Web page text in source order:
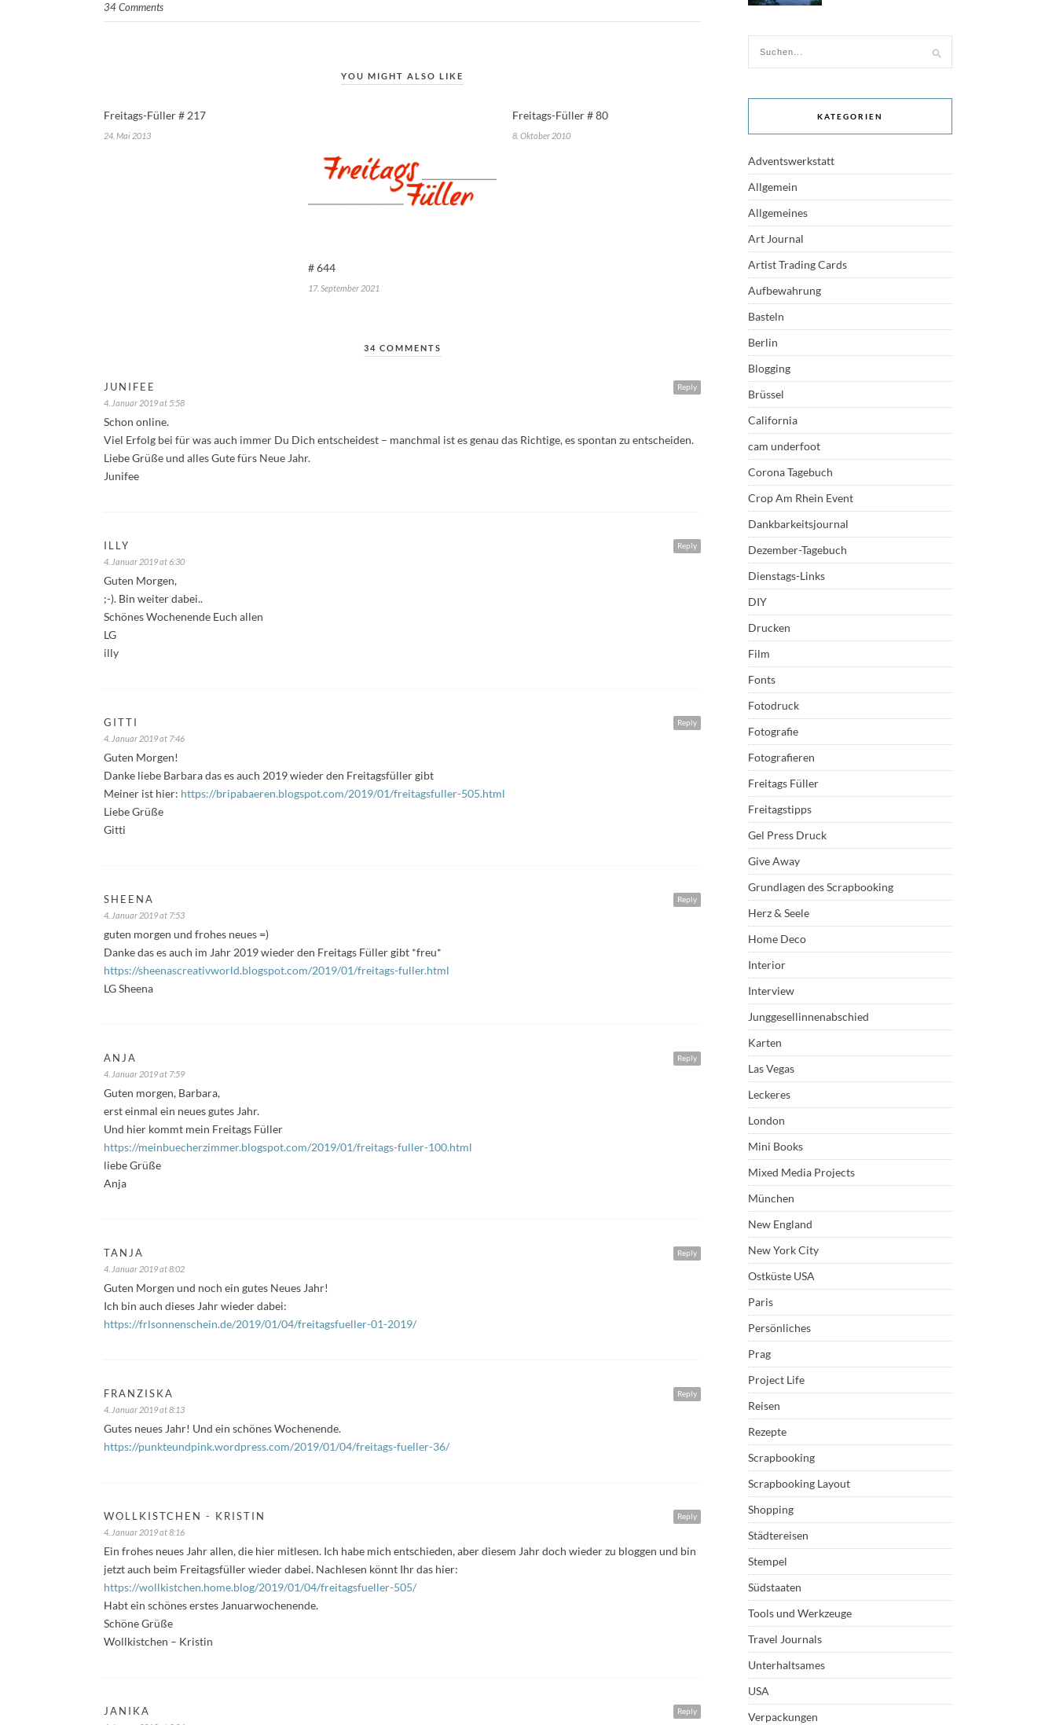
34 Comments
YOU MIGHT ALSO LIKE
Freitags-Füller # 217
24. Mai 2013
# 644
17. September 2021
Freitags-Füller # 80
8. Oktober 2010
34 COMMENTS
Reply
JUNIFEE
4. Januar 2019 at 5:58
Schon online.
Viel Erfolg bei für was auch immer Du Dich entscheidest – manchmal ist es genau das Richtige, es spontan zu entscheiden.
Liebe Grüße und alles Gute fürs Neue Jahr.
Junifee
Reply
ILLY
4. Januar 2019 at 6:30
Guten Morgen,
;-). Bin weiter dabei..
Schönes Wochenende Euch allen
LG
illy
Reply
GITTI
4. Januar 2019 at 7:46
Guten Morgen!
Danke liebe Barbara das es auch 2019 wieder den Freitagsfüller gibt
Meiner ist hier: https://bripabaeren.blogspot.com/2019/01/freitagsfuller-505.html
Liebe Grüße
Gitti
Reply
SHEENA
4. Januar 2019 at 7:53
guten morgen und frohes neues =)
Danke das es auch im Jahr 2019 wieder den Freitags Füller gibt *freu*
https://sheenascreativworld.blogspot.com/2019/01/freitags-fuller.html
LG Sheena
Reply
ANJA
4. Januar 2019 at 7:59
Guten morgen, Barbara,
erst einmal ein neues gutes Jahr.
Und hier kommt mein Freitags Füller
https://meinbuecherzimmer.blogspot.com/2019/01/freitags-fuller-100.html
liebe Grüße
Anja
Reply
TANJA
4. Januar 2019 at 8:02
Guten Morgen und noch ein gutes Neues Jahr!
Ich bin auch dieses Jahr wieder dabei:
https://frlsonnenschein.de/2019/01/04/freitagsfueller-01-2019/
Reply
FRANZISKA
4. Januar 2019 at 8:13
Gutes neues Jahr! Und ein schönes Wochenende.
https://punkteundpink.wordpress.com/2019/01/04/freitags-fueller-36/
Reply
WOLLKISTCHEN - KRISTIN
4. Januar 2019 at 8:16
Ein frohes neues Jahr allen, die hier mitlesen. Ich habe mich entschieden, aber diesem Jahr doch wieder zu bloggen und bin
jetzt auch beim Freitagsfüller wieder dabei. Nachlesen könnt Ihr das hier:
https://wollkistchen.home.blog/2019/01/04/freitagsfueller-505/
Habt ein schönes erstes Januarwochenende.
Schöne Grüße
Wollkistchen – Kristin
Reply
JANIKA
KATEGORIEN
Adventswerkstatt
Allgemein
Allgemeines
Art Journal
Artist Trading Cards
Aufbewahrung
Basteln
Berlin
Blogging
Brüssel
California
cam underfoot
Corona Tagebuch
Crop Am Rhein Event
Dankbarkeitsjournal
Dezember-Tagebuch
Dienstags-Links
DIY
Drucken
Film
Fonts
Fotodruck
Fotografie
Fotografieren
Freitags Füller
Freitagstipps
Gel Press Druck
Give Away
Grundlagen des Scrapbooking
Herz & Seele
Home Deco
Interior
Interview
Junggesellinnenabschied
Karten
Las Vegas
Leckeres
London
Mini Books
Mixed Media Projects
München
New England
New York City
Ostküste USA
Paris
Persönliches
Prag
Project Life
Reisen
Rezepte
Scrapbooking
Scrapbooking Layout
Shopping
Städtereisen
Stempel
Südstaaten
Tools und Werkzeuge
Travel Journals
Unterhaltsames
USA
Verpackungen